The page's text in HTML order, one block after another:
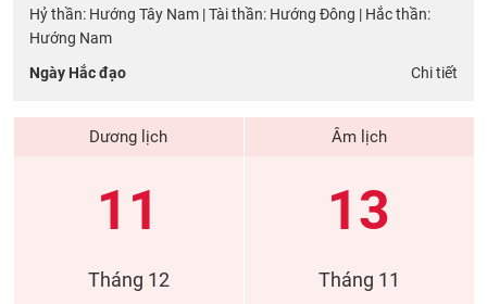
Hỷ thần: Hướng Tây Nam | Tài thần: Hướng Đông | Hắc thần:
Hướng Nam
Ngày Hắc đạo
Chi tiết
Dương lịch
11
Tháng 12
Âm lịch
13
Tháng 11